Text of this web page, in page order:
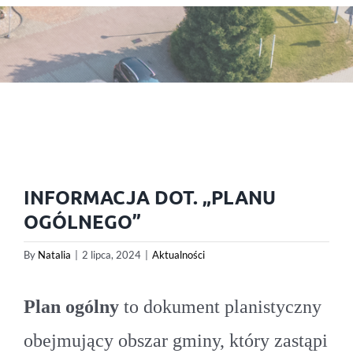
INFORMACJA DOT. „PLANU
OGÓLNEGO”
By Natalia 2 lipca, 2024 Aktualności
Plan ogólnyto dokument planistyczny
obejmujący obszar gminy, który zastąpi